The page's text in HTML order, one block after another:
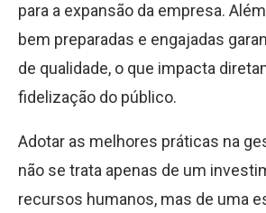
para a expansão da empresa.
bem preparadas e engajadas
de qualidade, o que impacta
fidelização do público.
Adotar as melhores práticas na
não se trata apenas de um
recursos humanos, mas de uma